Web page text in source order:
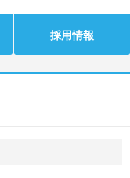
採用情報